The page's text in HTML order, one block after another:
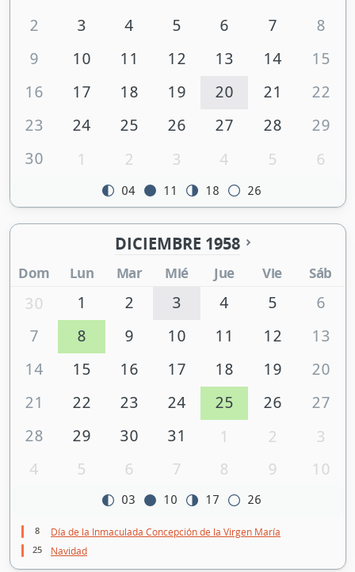
2
3 4 5 6 7
8
9
10 11 12 13 14
15
16
17 18 19 20 21
22
23
24 25 26 27 28
29
30
1 2 3 4 5 6
04 11 18 26
DICIEMBRE 1958
Dom Lun Mar Mié Jue Vie Sáb
30 1 2 3 4 5
6
7
8 9 10 11 12
13
14
15 16 17 18 19
20
21
22 23 24 25 26
27
28
29 30 31 1 2
3
4
5 6 7 8 9 10
03 10 17 26
8 Día de la Inmaculada Concepción de la Virgen María
25 Navidad